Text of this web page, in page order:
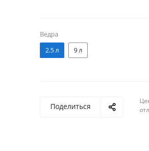
Ведра
2.5 л
9 л
Поделиться